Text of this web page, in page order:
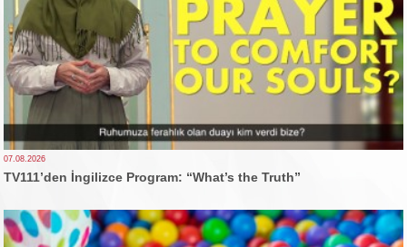
07.08.2026
TV111’den İngilizce Program: “What’s the Truth”